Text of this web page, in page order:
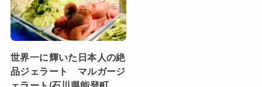
世界一に輝いた日本人の絶
品ジェラート マルガージ